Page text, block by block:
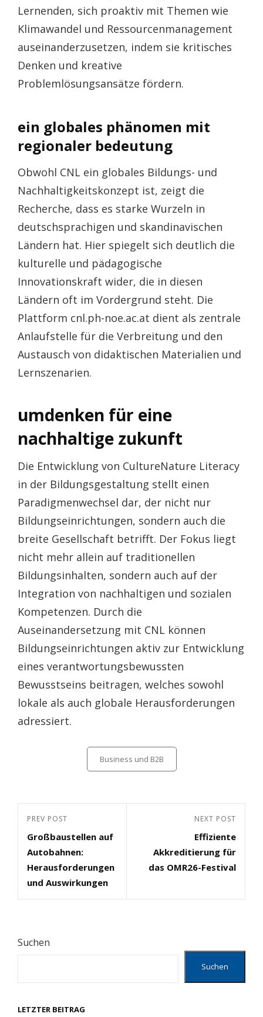
Lernenden, sich proaktiv mit Themen wie
Klimawandel und Ressourcenmanagement
auseinanderzusetzen, indem sie kritisches
Denken und kreative
Problemlösungsansätze fördern.
ein globales phänomen mit
regionaler bedeutung
Obwohl CNL ein globales Bildungs- und
Nachhaltigkeitskonzept ist, zeigt die
Recherche, dass es starke Wurzeln in
deutschsprachigen und skandinavischen
Ländern hat. Hier spiegelt sich deutlich die
kulturelle und pädagogische
Innovationskraft wider, die in diesen
Ländern oft im Vordergrund steht. Die
Plattform cnl.ph-noe.ac.at dient als zentrale
Anlaufstelle für die Verbreitung und den
Austausch von didaktischen Materialien und
Lernszenarien.
umdenken für eine
nachhaltige zukunft
Die Entwicklung von CultureNature Literacy
in der Bildungsgestaltung stellt einen
Paradigmenwechsel dar, der nicht nur
Bildungseinrichtungen, sondern auch die
breite Gesellschaft betrifft. Der Fokus liegt
nicht mehr allein auf traditionellen
Bildungsinhalten, sondern auch auf der
Integration von nachhaltigen und sozialen
Kompetenzen. Durch die
Auseinandersetzung mit CNL können
Bildungseinrichtungen aktiv zur Entwicklung
eines verantwortungsbewussten
Bewusstseins beitragen, welches sowohl
lokale als auch globale Herausforderungen
adressiert.
Business und B2B
Beitragsnavigation
Previous
Post
PREV POST
Großbaustellen auf
Autobahnen:
Herausforderungen
und Auswirkungen
NEXT POST
Effiziente
Akkreditierung für
das OMR26-Festival
Suchen
Suchen
LETZTER BEITRAG